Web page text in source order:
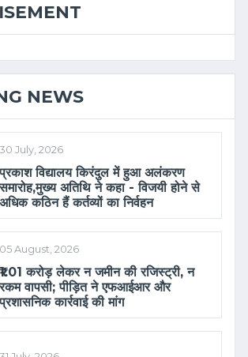
NEWS
30 July, 2026
विद्यालय किरंदुल में हुआ अलंकरण
अतिथि ने कहा - विजयी होने से
अधिक कठिन हैं कर्तव्यों का निर्वहन
05 August, 2026
₹1.01 करोड़ लेकर न जमीन की रजिस्ट्री, न
वापसी; पीड़ित ने एफआईआर और
कार्रवाई की मांग